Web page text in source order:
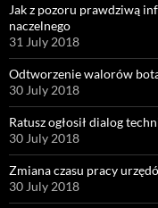
Jak z pozoru prawdziwą
naczelnego
31 July 2018
Odtworzenie walorów
30 July 2018
Ratusz ogłosił dialog
30 July 2018
Zmiana czasu pracy
30 July 2018